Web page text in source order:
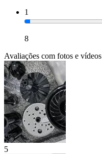
1
8
Avaliações com fotos e vídeos
5